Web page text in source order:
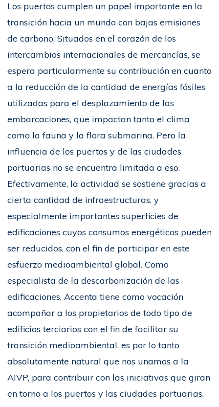
Los puertos cumplen un papel importante en la
transición hacia un mundo con bajas emisiones
de carbono. Situados en el corazón de los
intercambios internacionales de mercancías, se
espera particularmente su contribución en cuanto
a la reducción de la cantidad de energías fósiles
utilizadas para el desplazamiento de las
embarcaciones, que impactan tanto el clima
como la fauna y la flora submarina. Pero la
influencia de los puertos y de las ciudades
portuarias no se encuentra limitada a eso.
Efectivamente, la actividad se sostiene gracias a
cierta cantidad de infraestructuras, y
especialmente importantes superficies de
edificaciones cuyos consumos energéticos pueden
ser reducidos, con el fin de participar en este
esfuerzo medioambiental global. Como
especialista de la descarbonización de las
edificaciones, Accenta tiene como vocación
acompañar a los propietarios de todo tipo de
edificios terciarios con el fin de facilitar su
transición medioambiental, es por lo tanto
absolutamente natural que nos unamos a la
AIVP, para contribuir con las iniciativas que giran
en torno a los puertos y las ciudades portuarias.